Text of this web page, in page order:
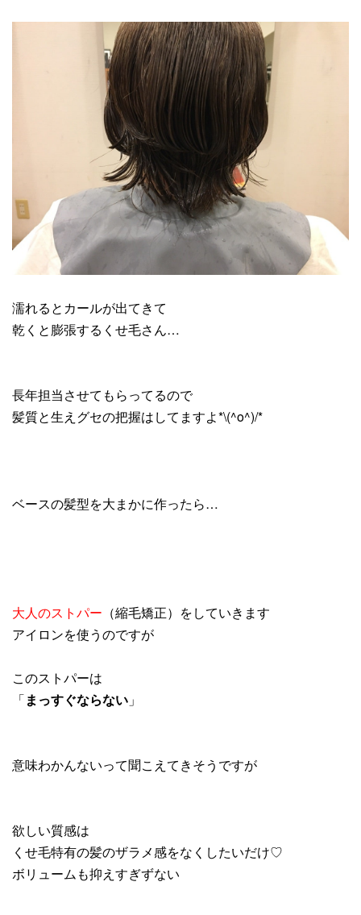
濡れるとカールが出てきて
乾くと膨張するくせ毛さん…
長年担当させてもらってるので
髪質と生えグセの把握はしてますよ*\(^o^)/*
ベースの髪型を大まかに作ったら…
大人のストパー （縮毛矯正）をしていきます
アイロンを使うのですが
このストパーは
「まっすぐならない 」
意味わかんないって聞こえてきそうですが
欲しい質感は
くせ毛特有の髪のザラメ感をなくしたいだけ♡
ボリュームも抑えすぎずない